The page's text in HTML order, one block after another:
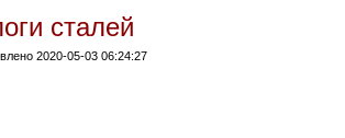
сталей
2020-05-03 06:24:27